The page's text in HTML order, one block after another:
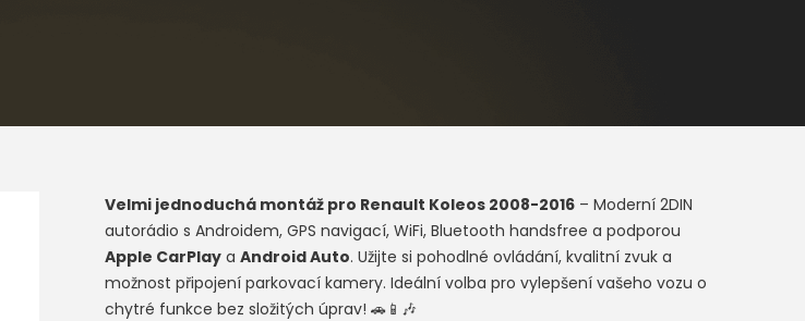
Velmi jednoduchá montáž pro Renault Koleos 2008-2016 – Moderní 2DIN
autorádio s Androidem, GPS navigací, WiFi, Bluetooth handsfree a podporou
Apple CarPlay a Android Auto. Užijte si pohodlné ovládání, kvalitní zvuk a
možnost připojení parkovací kamery. Ideální volba pro vylepšení vašeho vozu o
chytré funkce bez složitých úprav! 🚗📱🎶